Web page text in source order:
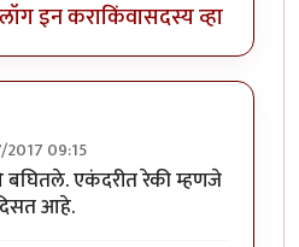
लॉग इन कराकिंवासदस्य व्हा
09:15
बघितले. एकंदरीत रेकी म्हणजे
आहे.